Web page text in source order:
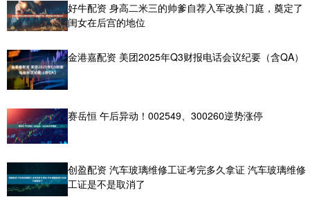
好牛配资 身高二米三的帅爹自荐入军改换门庭，奠定了
闺女在后宫的地位
金港嘉配资 美团2025年Q3财报电话会议纪要（含QA）
赛岳恒 午后异动！002549、300260逆势涨停
创盈配资 汽车玻璃维修工证考完多久拿证 汽车玻璃维修
工证是不是取消了